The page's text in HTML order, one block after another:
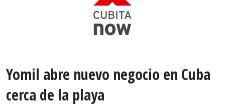
Yomil abre nuevo negocio en Cuba
cerca de la playa